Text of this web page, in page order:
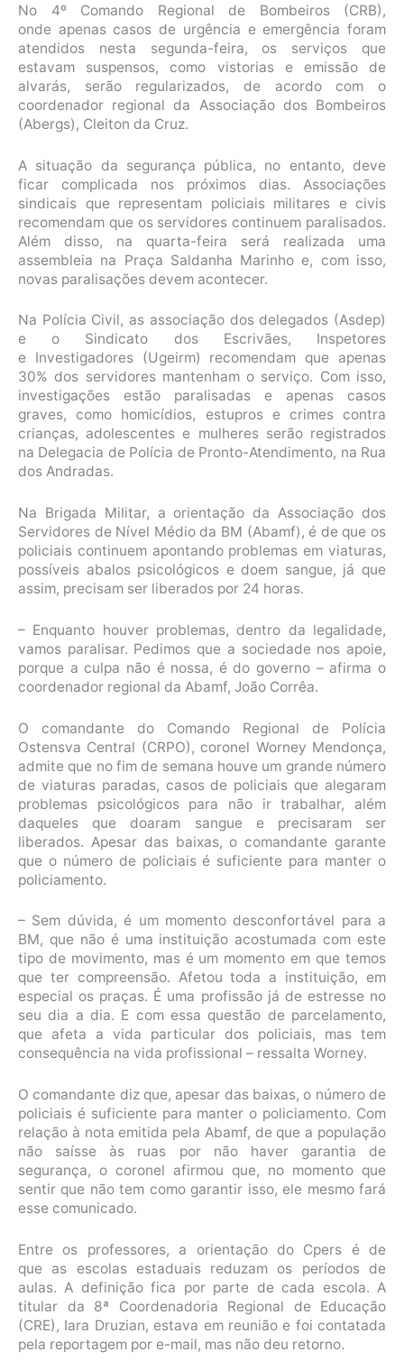
No 4º Comando Regional de Bombeiros (CRB),
onde apenas casos de urgência e emergência foram
atendidos nesta segunda-feira, os serviços que
estavam suspensos, como vistorias e emissão de
alvarás, serão regularizados, de acordo com o
coordenador regional da Associação dos Bombeiros
(Abergs), Cleiton da Cruz.
A situação da segurança pública, no entanto, deve
ficar complicada nos próximos dias. Associações
sindicais que representam policiais militares e civis
recomendam que os servidores continuem paralisados.
Além disso, na quarta-feira será realizada uma
assembleia na Praça Saldanha Marinho e, com isso,
novas paralisações devem acontecer.
Na Polícia Civil, as associação dos delegados (Asdep)
e o Sindicato dos Escrivães, Inspetores
e Investigadores (Ugeirm) recomendam que apenas
30% dos servidores mantenham o serviço. Com isso,
investigações estão paralisadas e apenas casos
graves, como homicídios, estupros e crimes contra
crianças, adolescentes e mulheres serão registrados
na Delegacia de Polícia de Pronto-Atendimento, na Rua
dos Andradas.
Na Brigada Militar, a orientação da Associação dos
Servidores de Nível Médio da BM (Abamf), é de que os
policiais continuem apontando problemas em viaturas,
possíveis abalos psicológicos e doem sangue, já que
assim, precisam ser liberados por 24 horas.
– Enquanto houver problemas, dentro da legalidade,
vamos paralisar. Pedimos que a sociedade nos apoie,
porque a culpa não é nossa, é do governo – afirma o
coordenador regional da Abamf, João Corrêa.
O comandante do Comando Regional de Polícia
Ostensva Central (CRPO), coronel Worney Mendonça,
admite que no fim de semana houve um grande número
de viaturas paradas, casos de policiais que alegaram
problemas psicológicos para não ir trabalhar, além
daqueles que doaram sangue e precisaram ser
liberados. Apesar das baixas, o comandante garante
que o número de policiais é suficiente para manter o
policiamento.
– Sem dúvida, é um momento desconfortável para a
BM, que não é uma instituição acostumada com este
tipo de movimento, mas é um momento em que temos
que ter compreensão. Afetou toda a instituição, em
especial os praças. É uma profissão já de estresse no
seu dia a dia. E com essa questão de parcelamento,
que afeta a vida particular dos policiais, mas tem
consequência na vida profissional – ressalta Worney.
O comandante diz que, apesar das baixas, o número de
policiais é suficiente para manter o policiamento. Com
relação à nota emitida pela Abamf, de que a população
não saísse às ruas por não haver garantia de
segurança, o coronel afirmou que, no momento que
sentir que não tem como garantir isso, ele mesmo fará
esse comunicado.
Entre os professores, a orientação do Cpers é de
que as escolas estaduais reduzam os períodos de
aulas. A definição fica por parte de cada escola. A
titular da 8ª Coordenadoria Regional de Educação
(CRE), Iara Druzian, estava em reunião e foi contatada
pela reportagem por e-mail, mas não deu retorno.